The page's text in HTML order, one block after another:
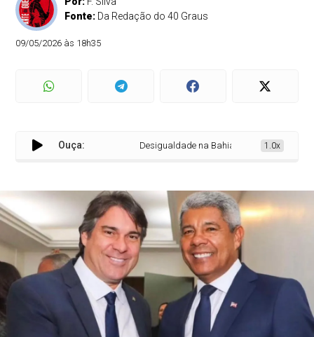
Fonte: Da Redação do 40 Graus
09/05/2026 às 18h35
Ouça: Desigualdade na Bahia atinge menor nível
1.0x